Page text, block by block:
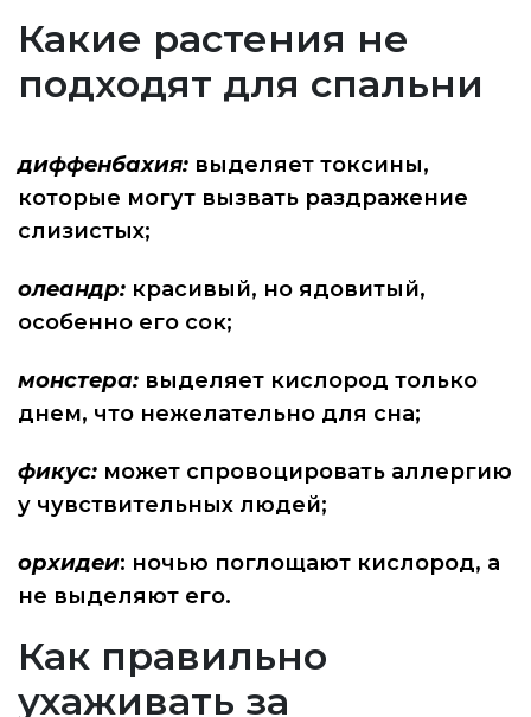
Какие растения не
подходят для спальни
диффенбахия: выделяет токсины,
которые могут вызвать раздражение
слизистых;
олеандр: красивый, но ядовитый,
особенно его сок;
монстера: выделяет кислород только
днем, что нежелательно для сна;
фикус: может спровоцировать аллергию
у чувствительных людей;
орхидеи: ночью поглощают кислород, а
не выделяют его.
Как правильно
ухаживать за